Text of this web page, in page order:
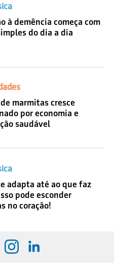
à demência começa com
do dia a dia
marmitas cresce
por economia e
saudável
adapta até ao que faz
pode esconder
no coração!